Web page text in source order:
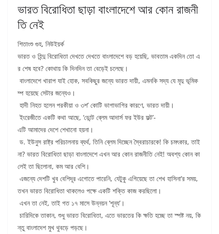
ভারত বিরোধিতা ছাড়া বাংলাদেশে আর কোন রাজনী
তি নেই
শিতাংশু গুহ, নিউইয়র্ক
ভারত ও হিন্দু বিরোধিতা দেখতে দেখতে বাংলাদেশে বড় হয়েছি, ভাবতাম একদিন তো এ
র শেষ হবে? কোথায় কি দিনদিন তা বেড়েই চলেছে।
বাংলাদেশে খারাপ যাই হোক, সবকিছুর জন্যে ভারত দায়ী, এমনকি সদ্য যে মৃদু ভূমিক
ম্প হয়েছে সেটার জন্যেও।
হাদী নিহত হলেন পরকীয়া ও ৩শ’ কোটি ভাগাভাগির কারণে, ভারত দায়ী।
ইংরেজীতে একটি কথা আছে, ‘ডোন্ট ব্লেম আদার্স ফর ইউর ফল্ট’-
এটি আমাদের দেশে শেখানো হয়না।
ড. ইউনুস রাষ্ট্র পরিচালনায় ব্যর্থ, তিনি ব্লেম দিচ্ছেন স্বৈরাচারকে! কি চমৎকার, তাই
না? ভারত বিরোধিতা ছাড়া বাংলাদেশে এখন আর কোন রাজনীতি নেই! অবশ্য কোন কা
লেই তা ছিলোনা, কম আর বেশি।
এজন্যে দেশটি খুব বেশিদূর এগোতে পারেনি, যেটুকু এগিয়েছে তা শেখ হাসিনা’র সময়,
তখন ভারত বিরোধিতা থাকলেও পক্ষে একটি শক্তি কাজ করছিলো।
এখন তা নেই, তাই গত ১৭ মাসে উন্নয়ন ‘শূন্য’।
চারিদিকে তাকান, শুধু ভারত বিরোধিতা, এতে ভারতের কি ক্ষতি হচ্ছে তা স্পষ্ট নয়, কি
ন্তু বাংলাদেশ মুখ থুবড়ে পড়ছে।